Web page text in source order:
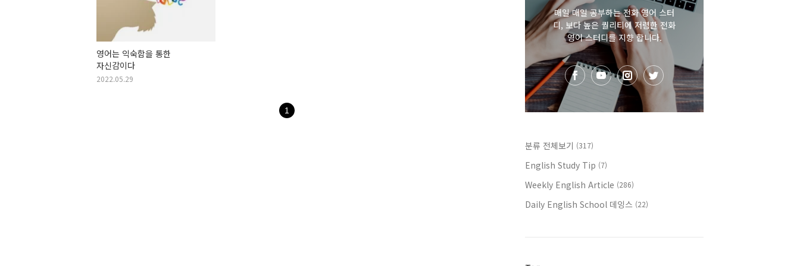
영어는 익숙함을 통한
자신감이다
2022.05.29
1
매일 매일 공부하는 전화 영어 스터
디, 보다 높은 퀄리티에 저렴한 전화
영어 스터디를 지향 합니다.
분류 전체보기 (317)
English Study Tip (7)
Weekly English Article (286)
Daily English School 데잉스 (22)